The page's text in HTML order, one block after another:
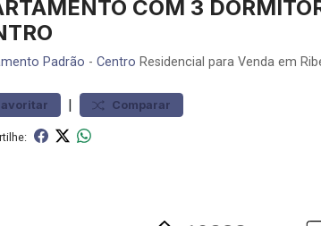
COM 3
Padrão - Centro Residencial para Venda em
| Comparar